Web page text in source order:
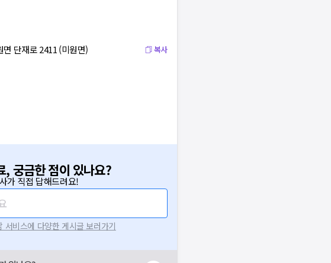
단재로 2411 (미원면) 복사
, 궁금한 점이 있나요?
가 직접 답해드려요!
서비스에 다양한 게시글 보러가기